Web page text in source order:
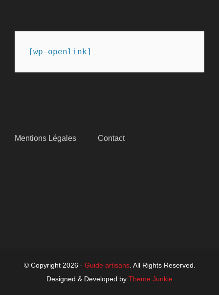
[wp-openlink]
Mentions Légales Contact
© Copyright 2026 - Guide artisans. All Rights Reserved.
Designed & Developed by Theme Junkie